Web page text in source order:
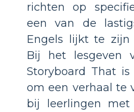
richten op
een van de
Engels lijkt te zijn
Bij het lesgeven
Storyboard That
om een verhaal te
bij leerlingen